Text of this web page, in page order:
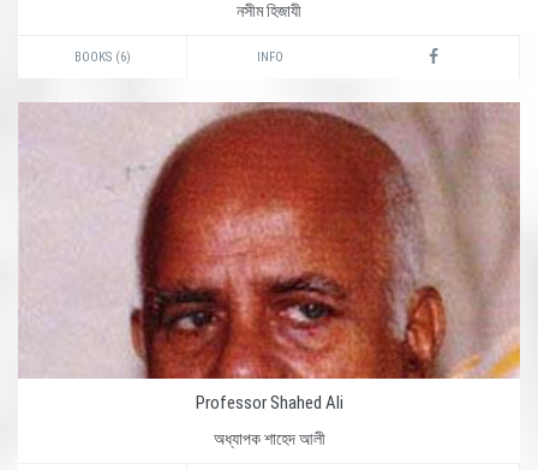
নসীম হিজাযী
BOOKS (6) INFO
Professor Shahed Ali
অধ্যাপক শাহেদ আলী